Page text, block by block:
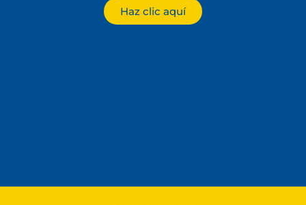
Haz clic aquí